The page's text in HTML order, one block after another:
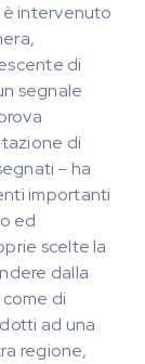
è intervenuto
di
segnale
di
– ha
importanti
ed
scelte la
dalla
di
ad una
regione,